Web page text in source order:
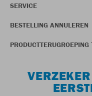
SERVICE
BESTELLING ANNULEREN
PRODUCTTERUGROEPING